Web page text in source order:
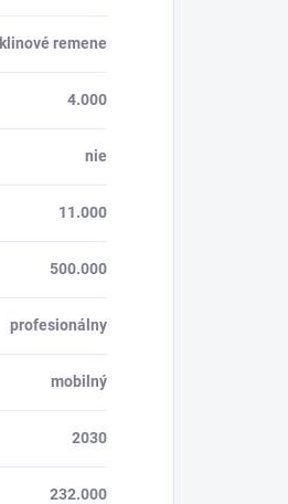
klinové remene
4.000
nie
11.000
500.000
profesionálny
mobilný
2030
232.000